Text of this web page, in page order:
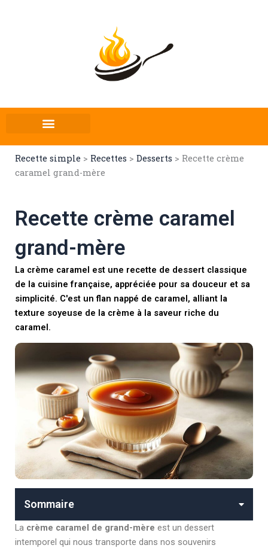
Recette simple > Recettes > Desserts > Recette crème
caramel grand-mère
Recette crème caramel
grand-mère
La crème caramel est une recette de dessert classique
de la cuisine française, appréciée pour sa douceur et sa
simplicité. C'est un flan nappé de caramel, alliant la
texture soyeuse de la crème à la saveur riche du
caramel.
Sommaire
La crème caramel de grand-mère est un dessert
intemporel qui nous transporte dans nos souvenirs